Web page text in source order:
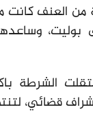
حالة من العنف
بوليت،
الشرطة
قضائي،